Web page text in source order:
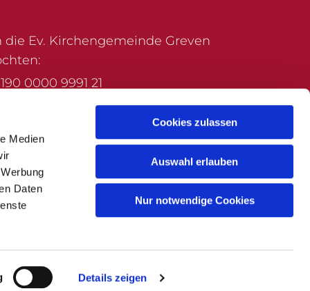
Medien
Daten
Details zeigen
Cookies zulassen
Auswahl erlauben
Nur notwendige Cookies
die Ev. Kirchengemeinde Greven
0000 9991 21
angeben, für den